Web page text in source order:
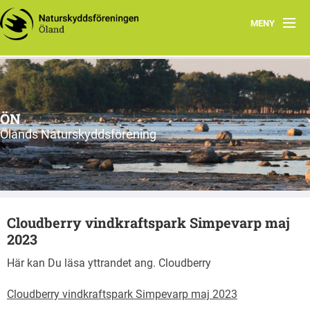
MENY
Hem
Om ÖN
Aktiviteter
ÖN tycker
Natur- och miljöorganisationer på Öland
Ölands natur
ÖN
Ölands Naturskyddsförening
Cloudberry vindkraftspark Simpevarp maj
2023
Här kan Du läsa yttrandet ang. Cloudberry
Cloudberry vindkraftspark Simpevarp maj 2023